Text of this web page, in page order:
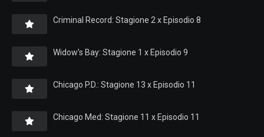
Criminal Record: Stagione 2 x Episodio 8
Widow’s Bay: Stagione 1 x Episodio 9
Chicago P.D.: Stagione 13 x Episodio 11
Chicago Med: Stagione 11 x Episodio 11